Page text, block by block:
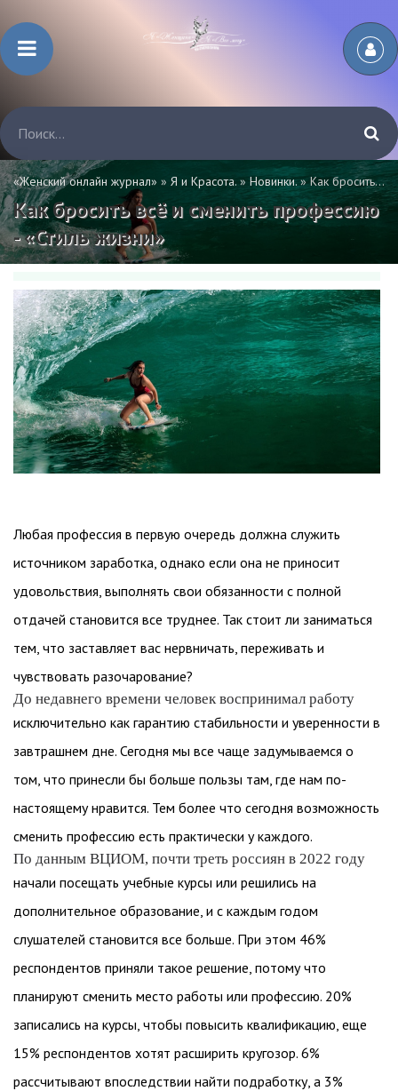
«Женский онлайн журнал» » Я и Красота. » Новинки.» Как бросить всё и сменить профессию - «Стиль жизни»
Как бросить всё и сменить профессию
- «Стиль жизни»
Любая профессия в первую очередь должна служить
источником заработка, однако если она не приносит
удовольствия, выполнять свои обязанности с полной
отдачей становится все труднее. Так стоит ли заниматься
тем, что заставляет вас нервничать, переживать и
чувствовать разочарование?
До недавнего времени человек воспринимал работу
исключительно как гарантию стабильности и уверенности в
завтрашнем дне. Сегодня мы все чаще задумываемся о
том, что принесли бы больше пользы там, где нам по-
настоящему нравится. Тем более что сегодня возможность
сменить профессию есть практически у каждого.
По данным ВЦИОМ, почти треть россиян в 2022 году
начали посещать учебные курсы или решились на
дополнительное образование, и с каждым годом
слушателей становится все больше. При этом 46%
респондентов приняли такое решение, потому что
планируют сменить место работы или профессию. 20%
записались на курсы, чтобы повысить квалификацию, еще
15% респондентов хотят расширить кругозор. 6%
рассчитывают впоследствии найти подработку, а 3%